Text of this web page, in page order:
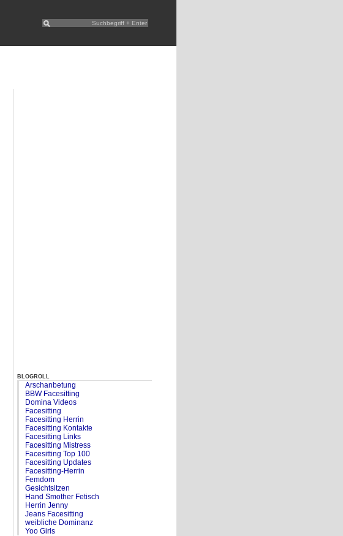
blogroll
Arschanbetung
BBW Facesitting
Domina Videos
Facesitting
Facesitting Herrin
Facesitting Kontakte
Facesitting Links
Facesitting Mistress
Facesitting Top 100
Facesitting Updates
Facesitting-Herrin
Femdom
Gesichtsitzen
Hand Smother Fetisch
Herrin Jenny
Jeans Facesitting
weibliche Dominanz
Yoo Girls